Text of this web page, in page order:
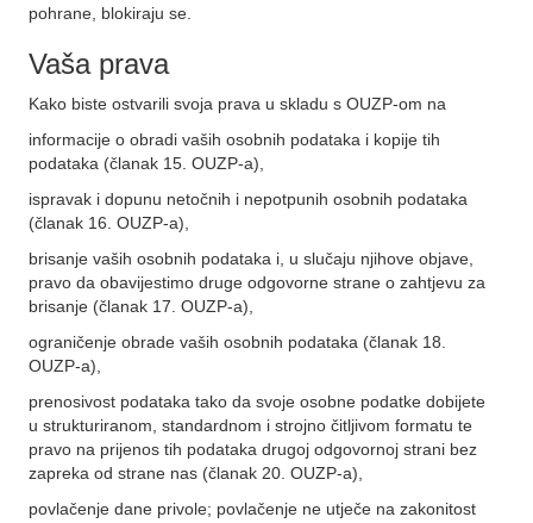
pohrane, blokiraju se.
Vaša prava
Kako biste ostvarili svoja prava u skladu s OUZP-om na
informacije o obradi vaših osobnih podataka i kopije tih
podataka (članak 15. OUZP-a),
ispravak i dopunu netočnih i nepotpunih osobnih podataka
(članak 16. OUZP-a),
brisanje vaših osobnih podataka i, u slučaju njihove objave,
pravo da obavijestimo druge odgovorne strane o zahtjevu za
brisanje (članak 17. OUZP-a),
ograničenje obrade vaših osobnih podataka (članak 18.
OUZP-a),
prenosivost podataka tako da svoje osobne podatke dobijete
u strukturiranom, standardnom i strojno čitljivom formatu te
pravo na prijenos tih podataka drugoj odgovornoj strani bez
zapreka od strane nas (članak 20. OUZP-a),
povlačenje dane privole; povlačenje ne utječe na zakonitost